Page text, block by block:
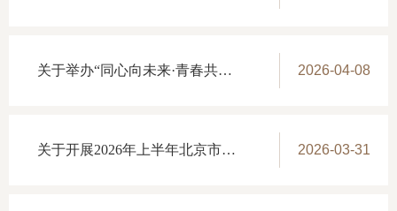
关于举办“同心向未来·青春共成长”青年教职工素质拓展交流活动的通知 2026-04-08
关于开展2026年上半年北京市在职教职工互助保障活动自费续保、新参保工作的通知 2026-03-31